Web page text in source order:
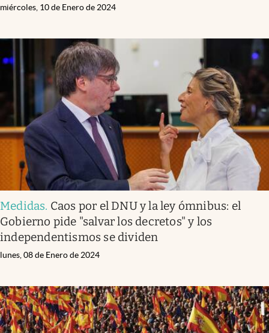
miércoles, 10 de Enero de 2024
Medidas. Caos por el DNU y la ley ómnibus: el
Gobierno pide "salvar los decretos" y los
independentismos se dividen
lunes, 08 de Enero de 2024